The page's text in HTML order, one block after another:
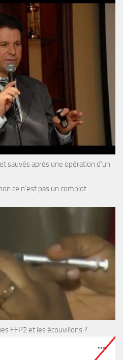
sauvés après une opération d’un
ce n’est pas un complot
FFP2 et les écouvillons ?